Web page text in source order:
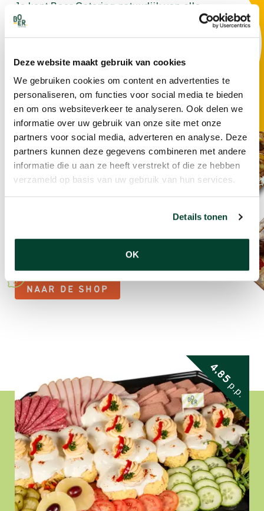
Deze website maakt gebruik van cookies
We gebruiken cookies om content en advertenties te
personaliseren, om functies voor social media te bieden
en om ons websiteverkeer te analyseren. Ook delen we
informatie over uw gebruik van onze site met onze
partners voor social media, adverteren en analyse. Deze
partners kunnen deze gegevens combineren met andere
informatie die u aan ze heeft verstrekt of die ze hebben
verzameld op basis van uw gebruik van hun services.
Details tonen
OK
Je kent Boer Catering natuurlijk van alle
heerlijke gerechten, lunches, salades en hapjes.
Maar wij organiseren ook graag jouw
eens.
BEKIJK ONZE EVENTS
EEN GREEP UIT ONS (H)EERLIJKE
NAAR DE SHOP
4,85
p.p.